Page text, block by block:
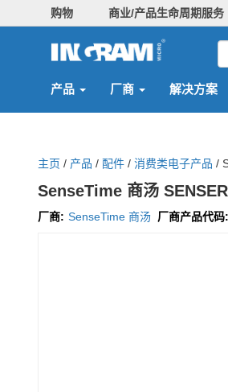
购物 商业/产品生命周期服务
产品 厂商 解决方案
主页 / 产品 / 配件 / 消费类电子产品 /
SenseTime 商汤
厂商: SenseTime 商汤 厂商产品代码: